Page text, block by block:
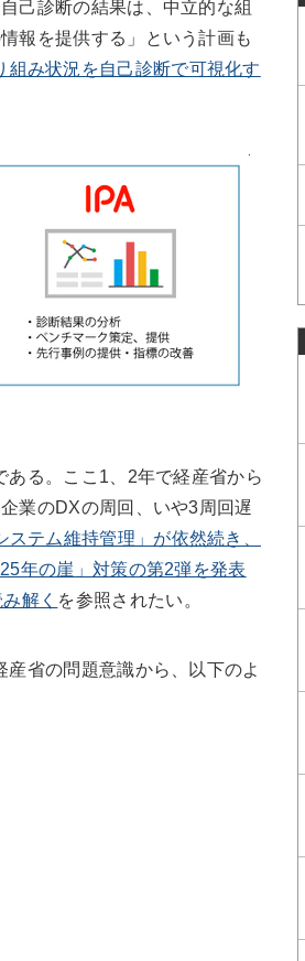
己診断の結果は、中立的な組
報を提供する」という計画も
組み状況を自己診断で可視化す
る。ここ1、2年で経産省から
業のDXの周回、いや3周回遅
ステム維持管理」が依然続き、
年の崖」対策の第2弾を発表
解く を参照されたい。
省の問題意識から、以下のよ